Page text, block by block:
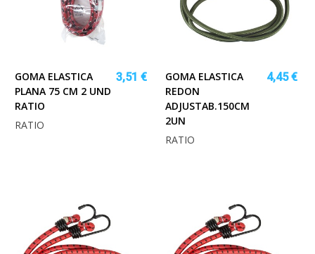
GOMA ELASTICA
PLANA 75 CM 2 UND
RATIO
3,51 €
RATIO
GOMA ELASTICA
REDON
ADJUSTAB.150CM
2UN
4,45 €
RATIO